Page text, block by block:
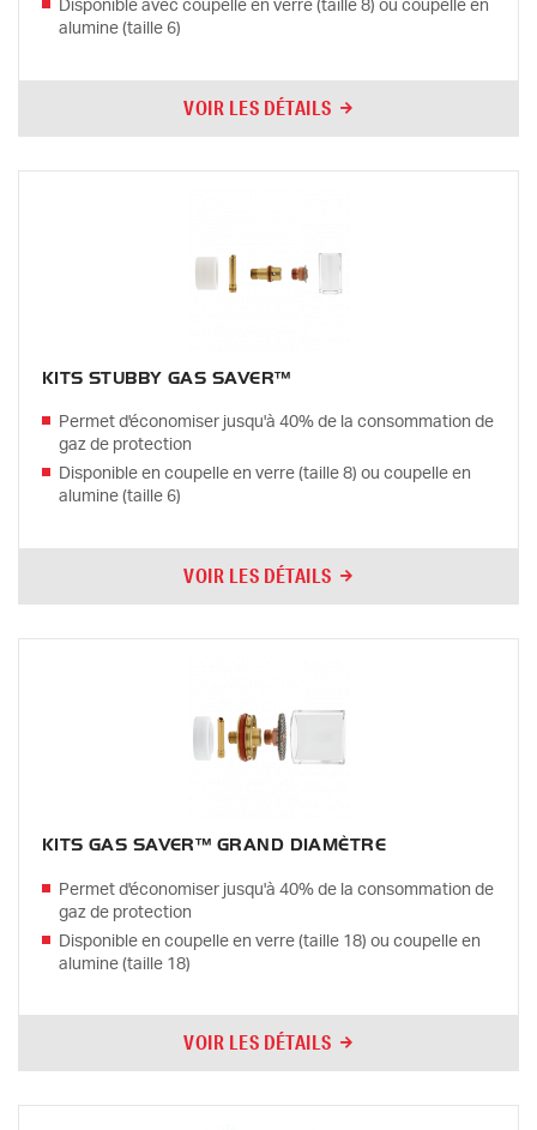
Disponible avec coupelle en verre (taille 8) ou coupelle en
alumine (taille 6)
VOIR LES DÉTAILS
KITS STUBBY GAS SAVER™
Permet d'économiser jusqu'à 40% de la consommation de
gaz de protection
Disponible en coupelle en verre (taille 8) ou coupelle en
alumine (taille 6)
VOIR LES DÉTAILS
KITS GAS SAVER™ GRAND DIAMÈTRE
Permet d'économiser jusqu'à 40% de la consommation de
gaz de protection
Disponible en coupelle en verre (taille 18) ou coupelle en
alumine (taille 18)
VOIR LES DÉTAILS